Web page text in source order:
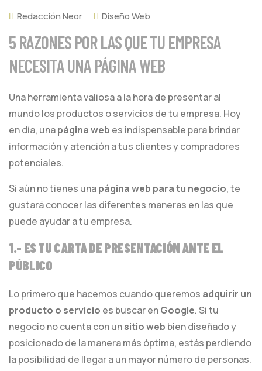
Redacción Neor Diseño Web
5 RAZONES POR LAS QUE TU EMPRESA
NECESITA UNA PÁGINA WEB
Una herramienta valiosa a la hora de presentar al
mundo los productos o servicios de tu empresa. Hoy
en día, unapágina web es indispensable para brindar
información y atención a tus clientes y compradores
potenciales.
Si aún no tienes unapágina web para tu negocio, te
gustará conocer las diferentes maneras en las que
puede ayudar a tu empresa.
1.- ES TU CARTA DE PRESENTACIÓN ANTE EL
PÚBLICO
Lo primero que hacemos cuando queremos adquirir un
producto o servicio es buscar enGoogle. Si tu
negocio no cuenta con unsitio web bien diseñado y
posicionado de la manera más óptima, estás perdiendo
la posibilidad de llegar a un mayor número de personas.